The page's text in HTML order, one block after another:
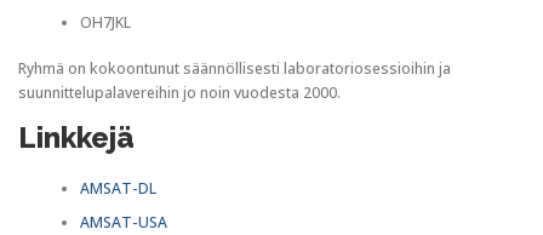
OH7JKL
Ryhmä on kokoontunut säännöllisesti laboratoriosessioihin ja
suunnittelupalavereihin jo noin vuodesta 2000.
Linkkejä
AMSAT-DL
AMSAT-USA